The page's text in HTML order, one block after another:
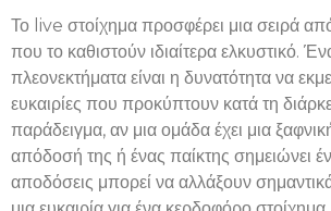
Το live στοίχημα προσφέρει μια σειρά
που το καθιστούν ιδιαίτερα ελκυστικό.
πλεονεκτήματα είναι η δυνατότητα να
ευκαιρίες που προκύπτουν κατά τη
παράδειγμα, αν μια ομάδα έχει μια
απόδοσή της ή ένας παίκτης σημειώνει
αποδόσεις μπορεί να αλλάξουν